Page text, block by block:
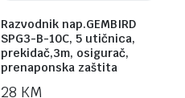
Razvodnik nap.GEMBIRD
SPG3-B-10C, 5 utičnica,
prekidač,3m, osigurač,
prenaponska zaštita
28 KM